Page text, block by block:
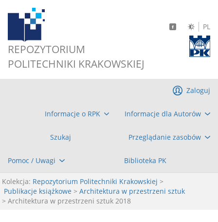
REPOZYTORIUM
POLITECHNIKI KRAKOWSKIEJ
PL
Informacje o RPK Informacje dla Autorów
Szukaj Przeglądanie zasobów
Pomoc / Uwagi Biblioteka PK
Zaloguj
Kolekcja: Repozytorium Politechniki Krakowskiej >
Publikacje książkowe > Architektura w przestrzeni sztuk
> Architektura w przestrzeni sztuk 2018